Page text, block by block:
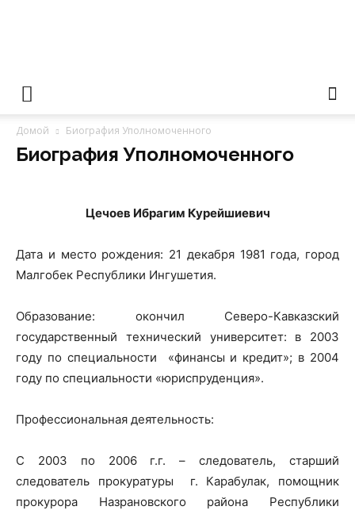
правам
в
Республике
Ингушетия
Домой Биография Уполномоченного
Биография Уполномоченного
Цечоев Ибрагим Курейшиевич
Дата и место рождения: 21 декабря 1981 года, город
Малгобек Республики Ингушетия.
Образование: окончил Северо-Кавказский
государственный технический университет: в 2003
году по специальности «финансы и кредит»; в 2004
году по специальности «юриспруденция».
Профессиональная деятельность:
С 2003 по 2006 г.г. – следователь, старший
следователь прокуратуры г. Карабулак, помощник
прокурора Назрановского района Республики